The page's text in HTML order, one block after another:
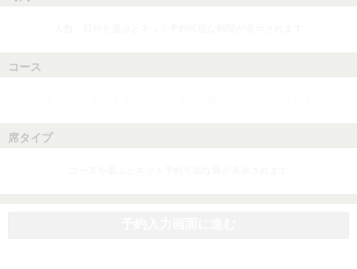
コース
席タイプ